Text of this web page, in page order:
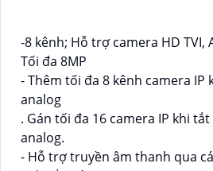
-8 kênh; Hỗ trợ camera HD TVI,
Tối đa 8MP
- Thêm tối đa 8 kênh camera IP
analog
. Gán tối đa 16 camera IP khi
analog.
- Hỗ trợ truyền âm thanh qua